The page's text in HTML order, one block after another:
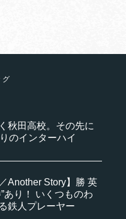
グ
秋田高校。その先に
のインターハイ
Another Story】勝 英
あり！ いくつものわ
鉄人プレーヤー